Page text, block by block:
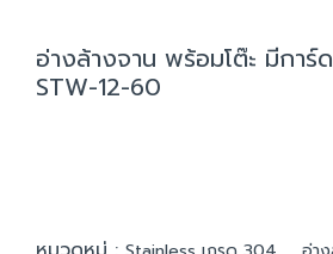
อ่างล้างจาน พร้อมโต๊ะ มีการ์
STW-12-60